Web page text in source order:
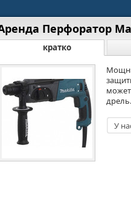
Перфоратор
кратко
дрель.